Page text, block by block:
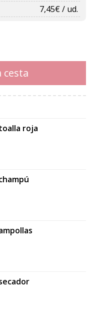
7,45€ / ud.
cesta
roja